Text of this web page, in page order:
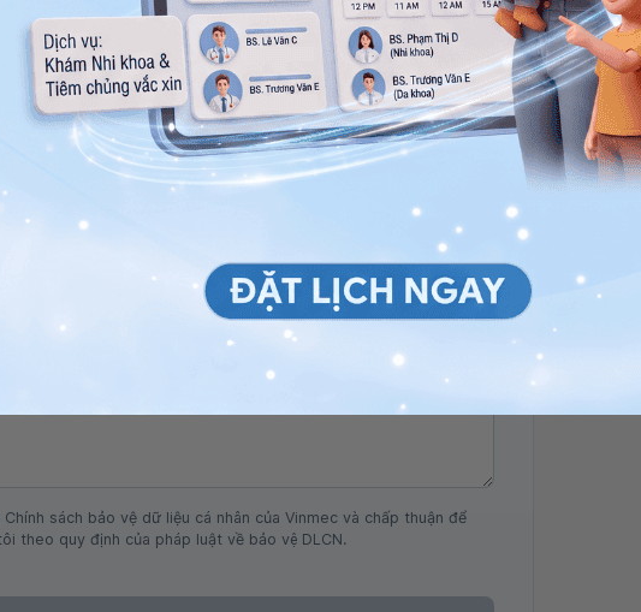
sẽ liên hệ tư vấn trong 24 giờ.
Số điện thoại*
sách bảo vệ dữ liệu cá nhân của Vinmec và chấp thuận để
theo quy định của pháp luật về bảo vệ DLCN.